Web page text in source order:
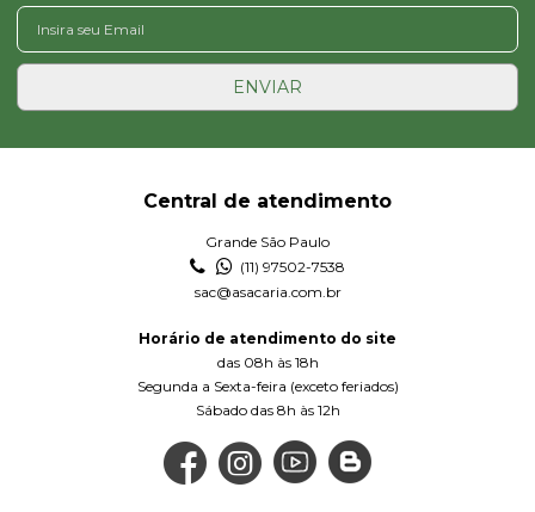
ENVIAR
Central de atendimento
Grande São Paulo
(11) 97502-7538
sac@asacaria.com.br
Horário de atendimento do site
das 08h às 18h
Segunda a Sexta-feira (exceto feriados)
Sábado das 8h às 12h